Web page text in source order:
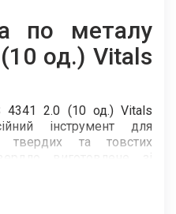
по металу
од.) Vitals
4341 2.0 (10 од.) Vitals
інструмент для
твердих та товстих
виготовлене зі
сталі (HSS 4341), яка
зносостійкість та